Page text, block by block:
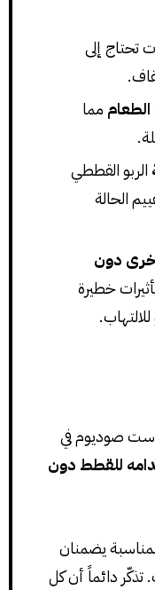
تحتاج إلى
مما
الربو القططي
الحالة
دون
خطيرة
صوديوم في
للقطط دون
يضمنان
دائماً أن كل